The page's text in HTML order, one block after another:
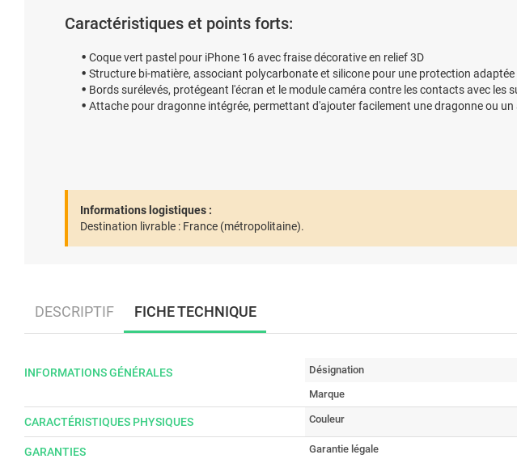
Caractéristiques et points forts:
Coque vert pastel pour iPhone 16 avec fraise décorative en relief 3D
Structure bi-matière, associant polycarbonate et silicone pour une protection
Bords surélevés, protégeant l'écran et le module caméra contre les contacts avec les
Attache pour dragonne intégrée, permettant d'ajouter facilement une dragonne ou
Informations logistiques :
Destination livrable : France (métropolitaine).
DESCRIPTIF FICHE TECHNIQUE
INFORMATIONS GÉNÉRALES Désignation
Marque
CARACTÉRISTIQUES PHYSIQUES Couleur
GARANTIES Garantie légale